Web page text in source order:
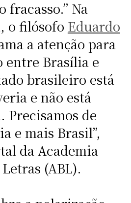
fracasso.” Na
o filósofo Eduardo
a atenção para
entre Brasília e
brasileiro está
e não está
Precisamos de
e mais Brasil”,
da Academia
(ABL).